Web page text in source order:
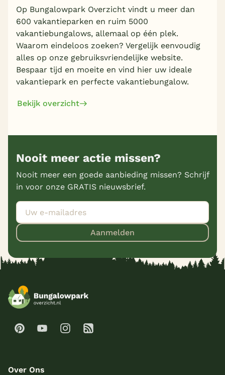
Op Bungalowpark Overzicht vindt u meer dan
600 vakantieparken en ruim 5000
vakantiebungalows, allemaal op één plek.
Waarom eindeloos zoeken? Vergelijk eenvoudig
alles op onze gebruiksvriendelijke website.
Bespaar tijd en moeite en vind hier uw ideale
vakantiepark en perfecte vakantiebungalow.
Bekijk overzicht
Nooit meer actie missen?
Nooit meer een goede aanbieding missen? Schrijf
in voor onze GRATIS nieuwsbrief.
Aanmelden
Over Ons